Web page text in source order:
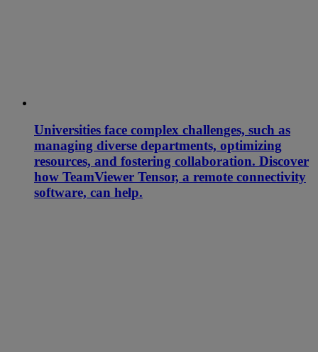
Universities face complex challenges, such as
managing diverse departments, optimizing
resources, and fostering collaboration. Discover
how TeamViewer Tensor, a remote connectivity
software, can help.